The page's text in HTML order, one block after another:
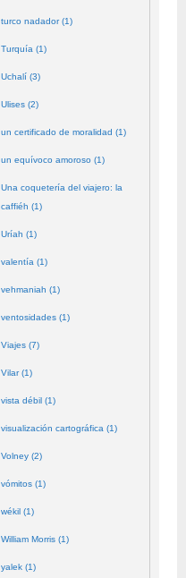
turco nadador (1)
Turquía (1)
Uchalí (3)
Ulises (2)
un certificado de moralidad (1)
un equívoco amoroso (1)
Una coquetería del viajero: la
caffiéh (1)
Uríah (1)
valentía (1)
vehmaniah (1)
ventosidades (1)
Viajes (7)
Vilar (1)
vista débil (1)
visualización cartográfica (1)
Volney (2)
vómitos (1)
wékil (1)
William Morris (1)
yalek (1)